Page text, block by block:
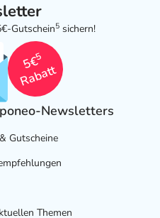
Gutschein5 sichern!
5€
5
Rabatt
Newsletters
Gutscheine
Themen